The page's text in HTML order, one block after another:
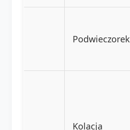
Podwieczorek
Kolacja